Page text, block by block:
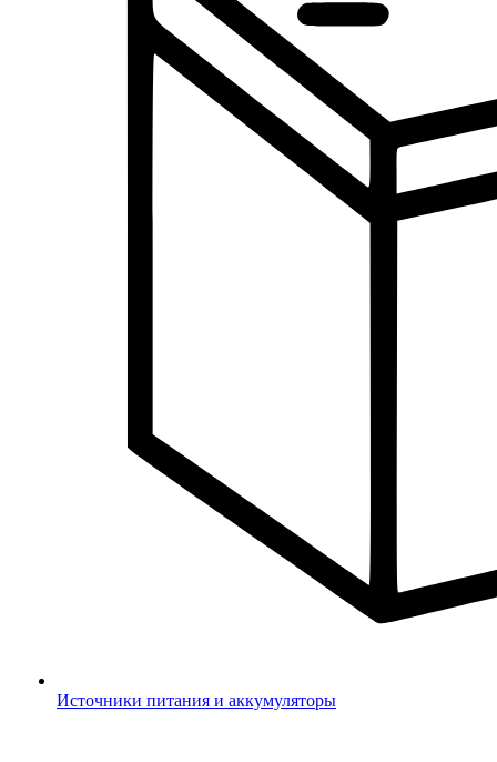
Источники питания и аккумуляторы